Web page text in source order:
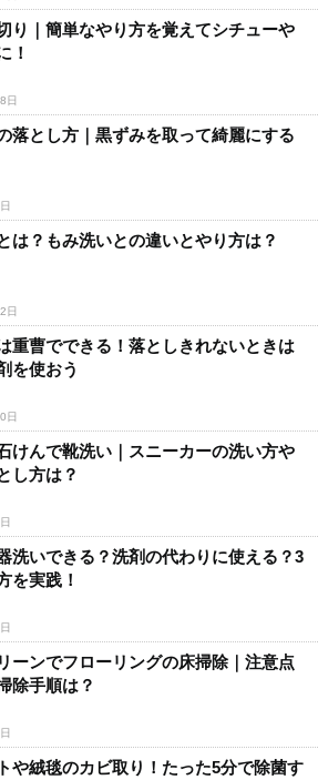
り｜簡単なやり方を覚えてシチューや
！
日
落とし方｜黒ずみを取って綺麗にする
は？もみ洗いとの違いとやり方は？
日
重曹でできる！落としきれないときは
を使おう
日
けんで靴洗い｜スニーカーの洗い方や
し方は？
洗いできる？洗剤の代わりに使える？3
を実践！
ーンでフローリングの床掃除｜注意点
除手順は？
や絨毯のカビ取り！たった5分で除菌す